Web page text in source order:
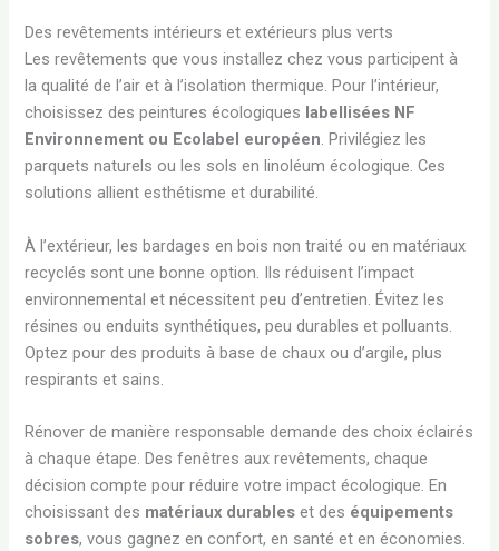
Des revêtements intérieurs et extérieurs plus verts
Les revêtements que vous installez chez vous participent à
la qualité de l’air et à l’isolation thermique. Pour l’intérieur,
choisissez des peintures écologiques labellisées NF
Environnement ou Ecolabel européen. Privilégiez les
parquets naturels ou les sols en linoléum écologique. Ces
solutions allient esthétisme et durabilité.
À l’extérieur, les bardages en bois non traité ou en matériaux
recyclés sont une bonne option. Ils réduisent l’impact
environnemental et nécessitent peu d’entretien. Évitez les
résines ou enduits synthétiques, peu durables et polluants.
Optez pour des produits à base de chaux ou d’argile, plus
respirants et sains.
Rénover de manière responsable demande des choix éclairés
à chaque étape. Des fenêtres aux revêtements, chaque
décision compte pour réduire votre impact écologique. En
choisissant des matériaux durables et des équipements
sobres, vous gagnez en confort, en santé et en économies.